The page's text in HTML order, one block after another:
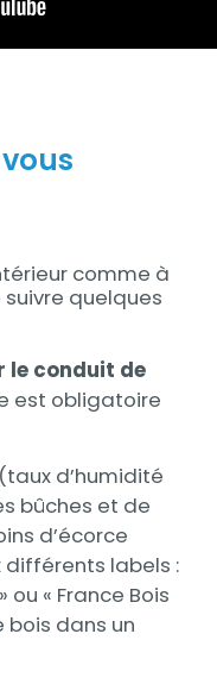
comme à
quelques
le conduit de
est obligatoire
(taux d’humidité
bûches et de
d’écorce
différents labels :
ou « France Bois
bois dans un